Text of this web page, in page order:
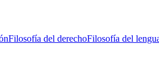
Filosofía del derechoFilosofía del